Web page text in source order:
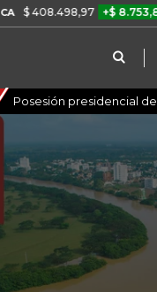
+$ 8.753,81 +2,19%
Posesión presidencial